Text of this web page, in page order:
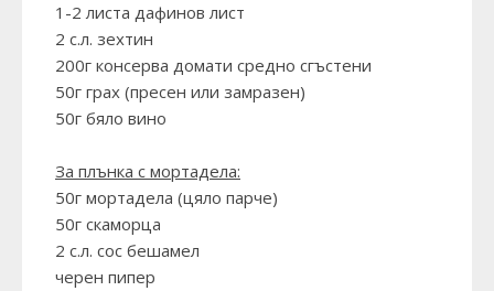
1-2 листа дафинов лист
2 с.л. зехтин
200г консерва домати средно сгъстени
50г грах (пресен или замразен)
50г бяло вино
За плънка с мортадела:
50г мортадела (цяло парче)
50г скаморца
2 с.л. сос бешамел
черен пипер